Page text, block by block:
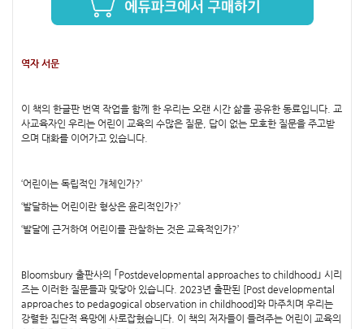
역자 서문
이 책의 한글판 번역 작업을 함께 한 우리는 오랜 시간 삶을 공유한 동료입니다. 교
사교육자인 우리는 어린이 교육의 수많은 질문, 답이 없는 모호한 질문을 주고받
으며 대화를 이어가고 있습니다.
‘어린이는 독립적인 개체인가?’
‘발달하는 어린이란 형상은 윤리적인가?’
‘발달에 근거하여 어린이를 관찰하는 것은 교육적인가?’
Bloomsbury 출판사의 ｢Postdevelopmental approaches to childhood｣ 시리
즈는 이러한 질문들과 맞닿아 있습니다. 2023년 출판된 [Post developmental
approaches to pedagogical observation in childhood]와 마주치며 우리는
강렬한 집단적 욕망에 사로잡혔습니다. 이 책의 저자들이 들려주는 어린이 교육의